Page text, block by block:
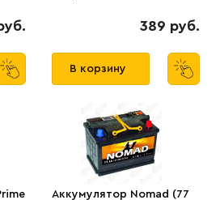
389 руб.
В корзину
Аккумулятор Nomad (77